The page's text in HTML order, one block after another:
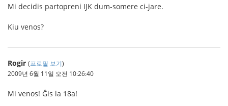
Mi decidis partopreni IJK dum-somere ci-jare.
Kiu venos?
Rogir (프로필 보기)
2009년 6월 11일 오전 10:26:40
Mi venos! Ĝis la 18a!